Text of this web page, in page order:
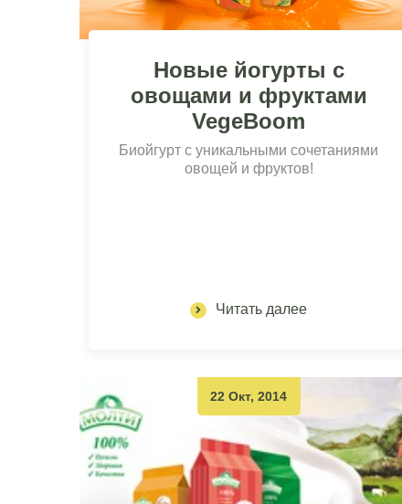
Новые йогурты с
овощами и фруктами
VegeBoom
Биойгурт с уникальными сочетаниями
овощей и фруктов!
Читать далее
22 Окт, 2014